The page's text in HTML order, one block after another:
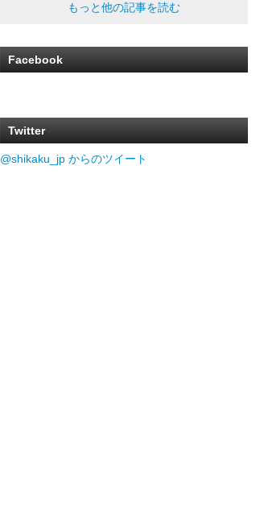
もっと他の記事を読む
Facebook
Twitter
@shikaku_jp からのツイート